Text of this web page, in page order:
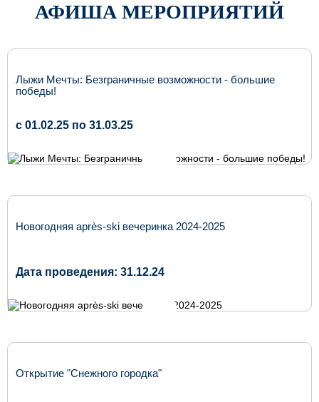
АФИША МЕРОПРИЯТИЙ
Лыжи Мечты: Безграничные возможности - большие
победы!
c 01.02.25 по 31.03.25
Новогодняя après-ski вечеринка 2024-2025
Дата проведения: 31.12.24
Открытие "Снежного городка"